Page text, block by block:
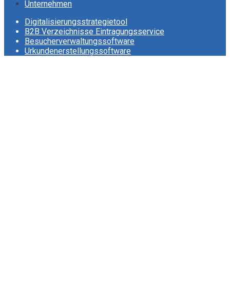
Unternehmen
Digitalisierungsstrategietool
B2B Verzeichnisse Eintragungsservice
Besucherverwaltungssoftware
Urkundenerstellungssoftware